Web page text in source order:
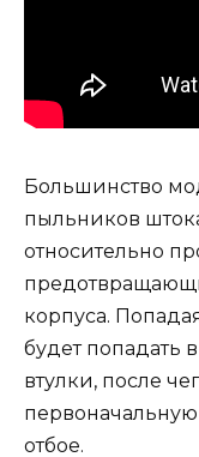
Большинство
пыльников
относительно
корпуса.
будет попадать
втулки, после
отбое.